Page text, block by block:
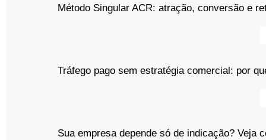
Método Singular ACR: atração, conversão e
Tráfego pago sem estratégia comercial: por
Sua empresa depende só de indicação? Veja